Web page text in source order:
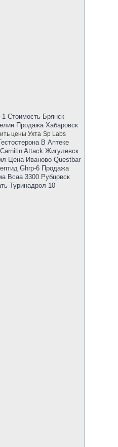
Стоимость Брянск
Продажа Хабаровск
цены Ухта Sp Labs
В Аптеке
Attack Жигулевск
Цена Иваново Questbar
Ghrp-6 Продажа
Bcaa 3300 Рубцовск
Туринадрол 10